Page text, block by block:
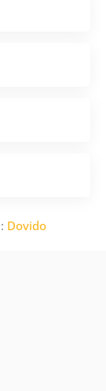
Dovido